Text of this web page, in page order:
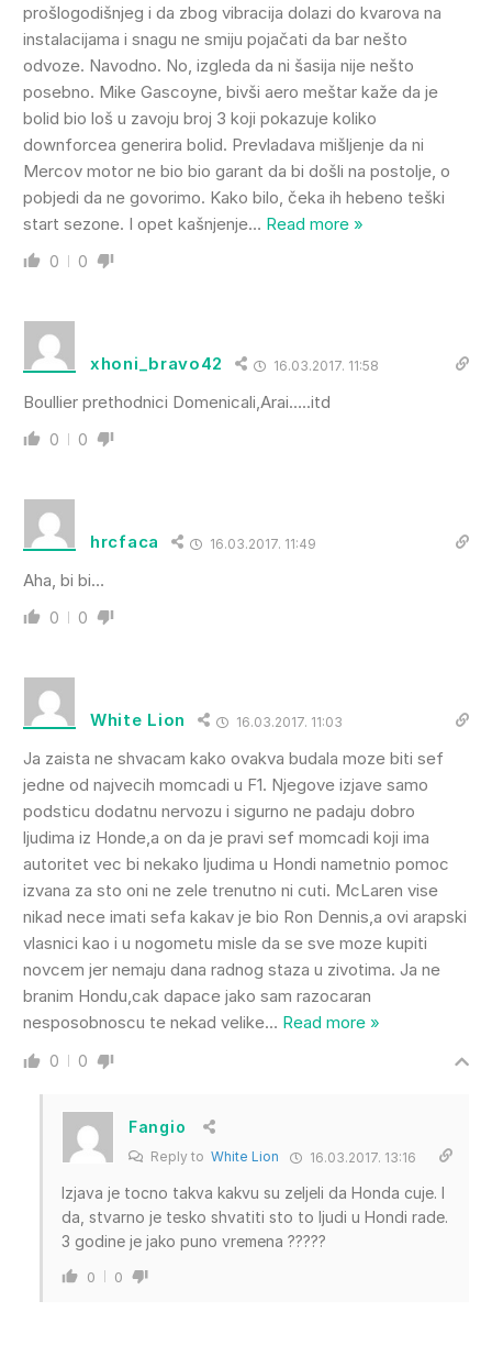
prošlogodišnjeg i da zbog vibracija dolazi do kvarova na
instalacijama i snagu ne smiju pojačati da bar nešto
odvoze. Navodno. No, izgleda da ni šasija nije nešto
posebno. Mike Gascoyne, bivši aero meštar kaže da je
bolid bio loš u zavoju broj 3 koji pokazuje koliko
downforcea generira bolid. Prevladava mišljenje da ni
Mercov motor ne bio bio garant da bi došli na postolje, o
pobjedi da ne govorimo. Kako bilo, čeka ih hebeno teški
start sezone. I opet kašnjenje… Read more »
0 0
xhoni_bravo42 16.03.2017. 11:58
Boullier prethodnici Domenicali,Arai…..itd
0 0
hrcfaca 16.03.2017. 11:49
Aha, bi bi…
0 0
White Lion 16.03.2017. 11:03
Ja zaista ne shvacam kako ovakva budala moze biti sef
jedne od najvecih momcadi u F1. Njegove izjave samo
podsticu dodatnu nervozu i sigurno ne padaju dobro
ljudima iz Honde,a on da je pravi sef momcadi koji ima
autoritet vec bi nekako ljudima u Hondi nametnio pomoc
izvana za sto oni ne zele trenutno ni cuti. McLaren vise
nikad nece imati sefa kakav je bio Ron Dennis,a ovi arapski
vlasnici kao i u nogometu misle da se sve moze kupiti
novcem jer nemaju dana radnog staza u zivotima. Ja ne
branim Hondu,cak dapace jako sam razocaran
nesposobnoscu te nekad velike… Read more »
0 0
Fangio
Reply to White Lion 16.03.2017. 13:16
Izjava je tocno takva kakvu su zeljeli da Honda cuje. I
da, stvarno je tesko shvatiti sto to ljudi u Hondi rade.
3 godine je jako puno vremena ?????
0 0